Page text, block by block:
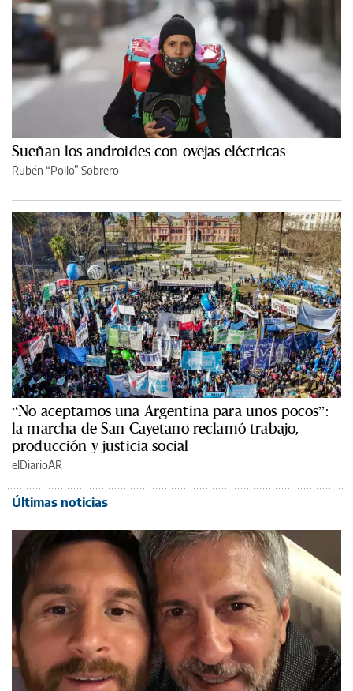
Sueñan los androides con ovejas eléctricas
Rubén “Pollo” Sobrero
“No aceptamos una Argentina para unos pocos”:
la marcha de San Cayetano reclamó trabajo,
producción y justicia social
elDiarioAR
Últimas noticias